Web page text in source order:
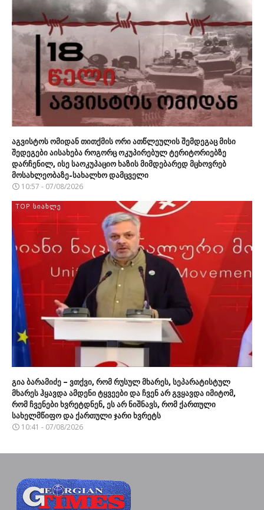
აგვისტოს ომიდან თითქმის ორი ათწლეულის შემდეგაც მისი
შედეგები აისახება როგორც ოკუპირებულ ტერიტორიებზე
დარჩენილ, ისე საოკუპაციო ხაზის მიმდებარედ მცხოვრებ
მოსახლეობაზე-სახალხო დამცველი
10:57 - 07/08/2026
TOP ᲡᲘᲐᲮᲚᲔ
გია ბარამიძე – ვთქვი, რომ რუსულ მხარეს, სეპარატისტულ
მხარეს ჰყავდა ამდენი ტყვეები და ჩვენ არ გვყავდა იმიტომ,
რომ ჩვენები ხვრეტდნენ, ეს არ ნიშნავს, რომ ქართული
სახელმწიფო და ქართული ჯარი ხვრეტს
10:41 - 07/08/2026